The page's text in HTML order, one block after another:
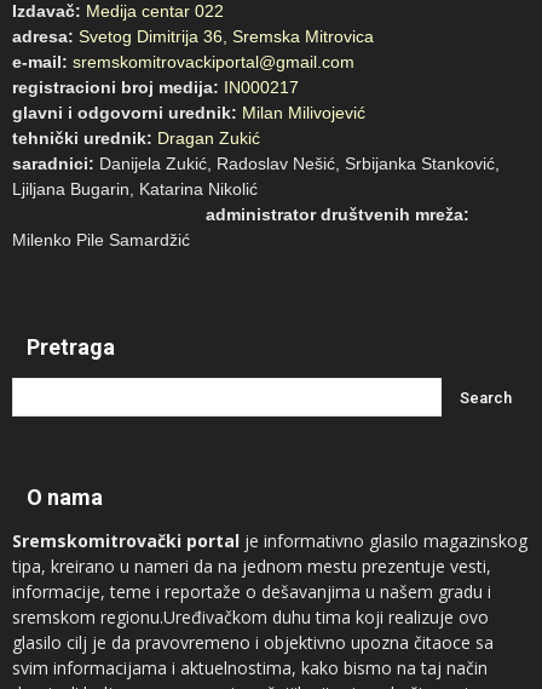
Izdavač: Medija centar 022
adresa: Svetog Dimitrija 36, Sremska Mitrovica
e-mail: sremskomitrovackiportal@gmail.com
registracioni broj medija: IN000217
glavni i odgovorni urednik: Milan Milivojević
tehnički urednik: Dragan Zukić
saradnici: Danijela Zukić, Radoslav Nešić, Srbijanka Stanković,
Ljiljana Bugarin, Katarina Nikolić
administrator društvenih mreža:
Milenko Pile Samardžić
Pretraga
O nama
Sremskomitrovački portal je informativno glasilo magazinskog
tipa, kreirano u nameri da na jednom mestu prezentuje vesti,
informacije, teme i reportaže o dešavanjima u našem gradu i
sremskom regionu.Uređivačkom duhu tima koji realizuje ovo
glasilo cilj je da pravovremeno i objektivno upozna čitaoce sa
svim informacijama i aktuelnostima, kako bismo na taj način